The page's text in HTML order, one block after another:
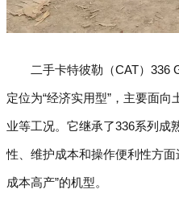
二手卡特彼勒（CAT）336
定位为“经济实用型”，主要面
业等工况。它继承了336系列成
性、维护成本和操作便利性方
成本高产”的机型。